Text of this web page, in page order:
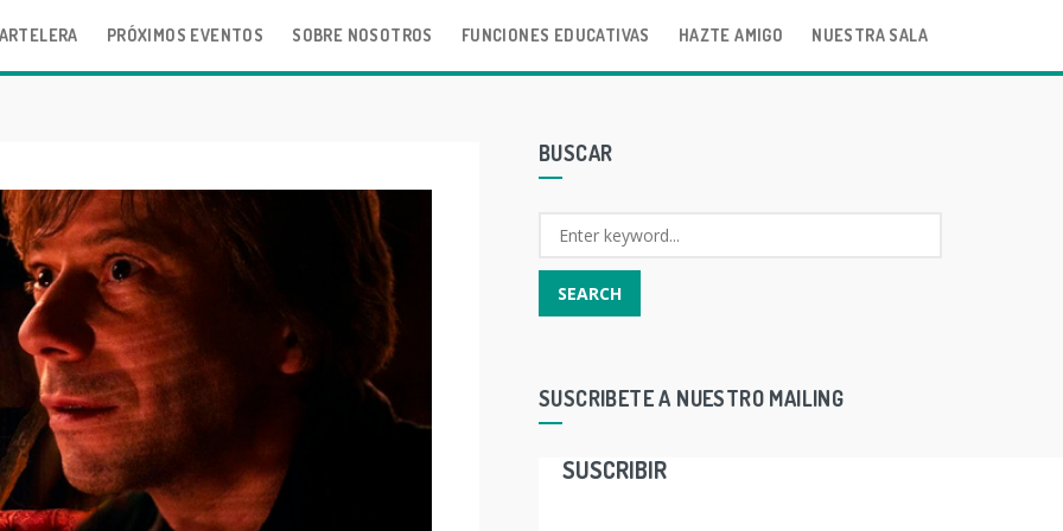
PRÓXIMOS EVENTOS SOBRE NOSOTROS FUNCIONES EDUCATIVAS HAZTE AMIGO NUESTRA SALA
BUSCAR
SUSCRIBETE A NUESTRO MAILING
SUSCRIBIR